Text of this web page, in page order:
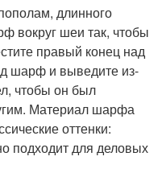
длинного
вокруг шеи так, чтобы
правый конец над
шарф и выведите из-
чтобы он был
Материал шарфа
оттенки:
подходит для деловых